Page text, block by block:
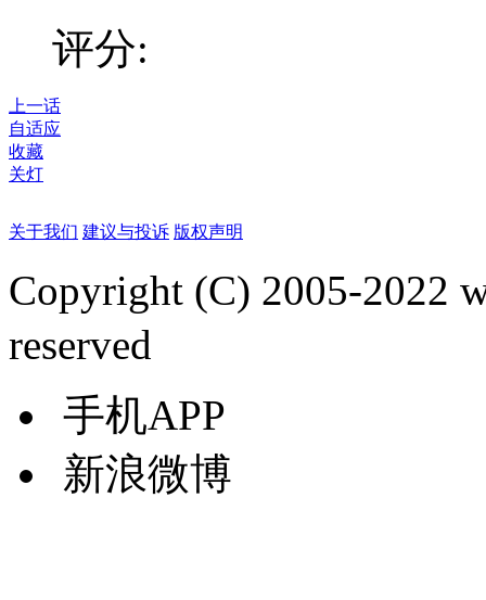
评分:
上一话
自适应
收藏
关灯
关于我们 建议与投诉 版权声明
Copyright (C) 2005-2022
reserved
手机APP
新浪微博